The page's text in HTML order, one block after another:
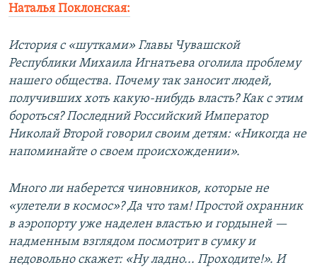
Наталья Поклонская:
История с «шутками» Главы Чувашской
Республики Михаила Игнатьева оголила проблему
нашего общества. Почему так заносит людей,
получивших хоть какую-нибудь власть? Как с этим
бороться? Последний Российский Император
Николай Второй говорил своим детям: «Никогда не
напоминайте о своем происхождении».
Много ли наберется чиновников, которые не
«улетели в космос»? Да что там! Простой охранник
в аэропорту уже наделен властью и гордыней —
надменным взглядом посмотрит в сумку и
недовольно скажет: «Ну ладно... Проходите!». И